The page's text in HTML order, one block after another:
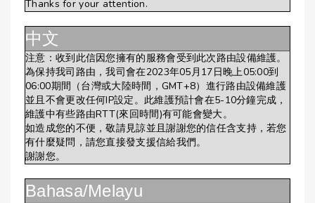
Thanks for your attention.
中文
注意：收到此信因您擁有的服務會受到此次路由設備維護。
為保持我司路由，我司會在2023年05月17日晚上05:00到
06:00期間（台灣或大陸時間，GMT+8）進行路由設備維護
並且不會更改任何IP設定。此維護預計會在5-10分鐘完成，
維護中有些路由RTT(來回時間)有可能會變大。
如造成您的不便，敬請見諒並且謝謝您的信任含支持，若您
有什麼疑問，請您直接發支援信給我們。
謝謝您。
Bahasa/Melayu